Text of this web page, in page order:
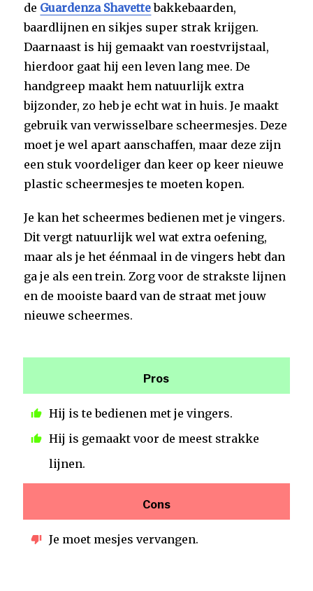
de Guardenza Shavettebakkebaarden,
baardlijnen en sikjes super strak krijgen.
Daarnaast is hij gemaakt van roestvrijstaal,
hierdoor gaat hij een leven lang mee. De
handgreep maakt hem natuurlijk extra
bijzonder, zo heb je echt wat in huis. Je maakt
gebruik van verwisselbare scheermesjes. Deze
moet je wel apart aanschaffen, maar deze zijn
een stuk voordeliger dan keer op keer nieuwe
plastic scheermesjes te moeten kopen.
Je kan het scheermes bedienen met je vingers.
Dit vergt natuurlijk wel wat extra oefening,
maar als je het éénmaal in de vingers hebt dan
ga je als een trein. Zorg voor de strakste lijnen
en de mooiste baard van de straat met jouw
nieuwe scheermes.
Pros
Hij is te bedienen met je vingers.
Hij is gemaakt voor de meest strakke
lijnen.
Cons
Je moet mesjes vervangen.